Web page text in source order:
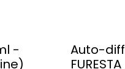
-
Auto-